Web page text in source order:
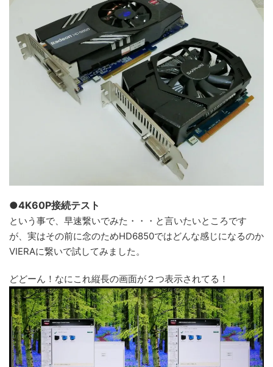
●4K60P接続テスト
という事で、早速繋いでみた・・・と言いたいところです
が、実はその前に念のためHD6850ではどんな感じになるのか
VIERAに繋いで試してみました。
どどーん！なにこれ縦長の画面が２つ表示されてる！